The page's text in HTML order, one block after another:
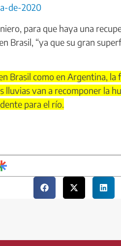
de-2020
para que haya una
Brasil, “ya que su gran
Brasil como en Argentina,
lluvias van a recomponer la
para el río.